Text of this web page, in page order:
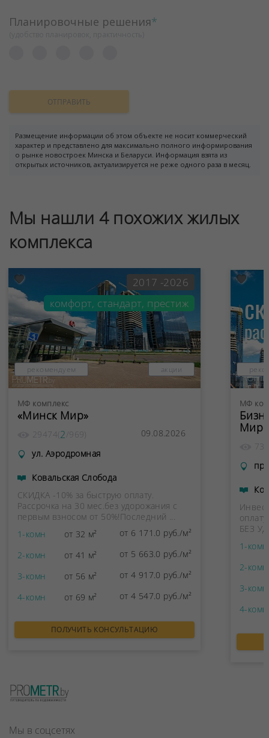
Планировочные решения*
ОТПРАВИТЬ
Размещение информации об этом объекте не носит коммерческий
характер и представлено для максимально полного информирования
о рынке новостроек Минска и Беларуси. Информация взята из
открытых источников, актуализируется не реже одного раза в месяц.
Мы нашли 4 похожих жилых
комплекса
2017 -2026
комфорт, стандарт, престиж
рекомендуем акции
МФ комплекс
«Минск Мир»
29474 2 969
09.08.2026
ул. Аэродромная
Ковальская Слобода
СКИДКА -10% за быструю оплату.
Рассрочка на 30 мес.без удорожания с
первым взносом от 50%!Последний ...
1-комн
от 32 м²
от 6 171.0 руб./м²
2-комн
от 41 м²
от 5 663.0 руб./м²
3-комн
от 56 м²
от 4 917.0 руб./м²
4-комн
от 69 м² от 4 547.0 руб./м²
ПОЛУЧИТЬ КОНСУЛЬТАЦИЮ
МФ
Мир"
БЕЗ
1-комн
2-комн
3-комн
4-комн
Мы в соцсетях